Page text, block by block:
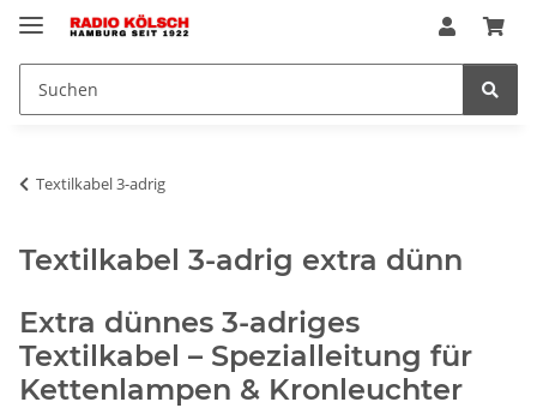
Textilkabel 3-adrig
Textilkabel 3-adrig extra dünn
Extra dünnes 3-adriges
Textilkabel – Spezialleitung für
Kettenlampen & Kronleuchter